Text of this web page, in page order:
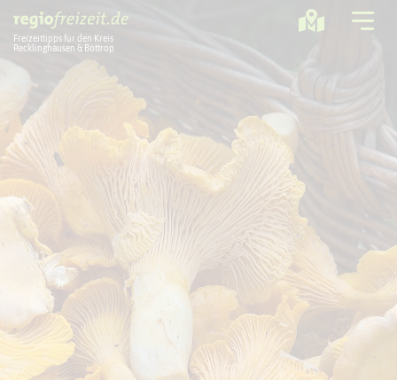
Freizeittipps für den Kreis
Recklinghausen & Bottrop
Sport + Bewegung
Aktuelles
Freizeitregion